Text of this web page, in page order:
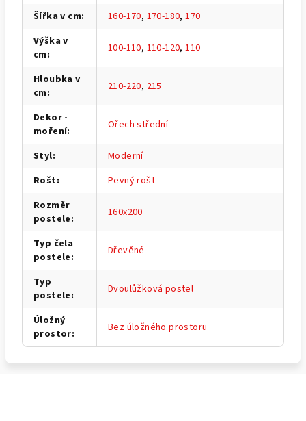
Šířka v cm: 160-170, 170-180,170
Výška v
cm: 100-110, 110-120,110
Hloubka v
cm: 210-220, 215
Dekor -
moření: Ořech střední
Styl:
Moderní
Rošt:
Pevný rošt
Rozměr
postele: 160x200
Typ čela
postele: Dřevěné
Typ
postele: Dvoulůžková postel
Úložný
prostor: Bez úložného prostoru